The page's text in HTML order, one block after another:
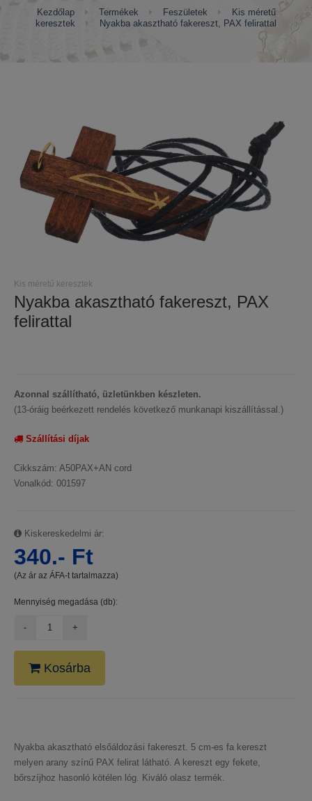
Kezdőlap Termékek Feszületek
Kis méretű
keresztek
Nyakba akasztható fakereszt, PAX felirattal
Kis méretű keresztek
Nyakba akasztható fakereszt, PAX
felirattal
Azonnal szállítható, üzletünkben készleten.
(13-óráig beérkezett rendelés következő munkanapi kiszállítással.)
Szállítási díjak
Cikkszám: A50PAX+AN cord
Vonalkód: 001597
Kiskereskedelmi ár:
340.- Ft
(Az ár az ÁFA-t tartalmazza)
Mennyiség megadása (db):
Kosárba
Nyakba akasztható elsőáldozási fakereszt. 5 cm-es fa kereszt
melyen arany színű PAX felirat látható. A kereszt egy fekete,
bőrszíjhoz hasonló kötélen lóg. Kiváló olasz termék.